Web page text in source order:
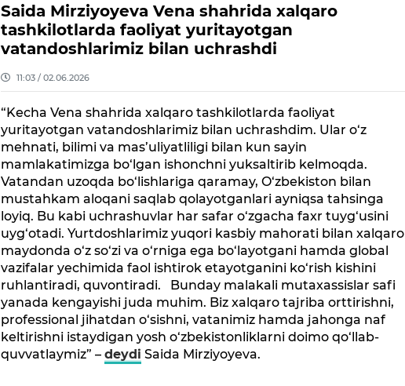
Saida Mirziyoyeva Vena shahrida xalqaro
tashkilotlarda faoliyat yuritayotgan
vatandoshlarimiz bilan uchrashdi
11:03 / 02.06.2026
“Kecha Vena shahrida xalqaro tashkilotlarda faoliyat
yuritayotgan vatandoshlarimiz bilan uchrashdim. Ular o‘z
mehnati, bilimi va mas’uliyatliligi bilan kun sayin
mamlakatimizga bo‘lgan ishonchni yuksaltirib kelmoqda.
Vatandan uzoqda bo‘lishlariga qaramay, O‘zbekiston bilan
mustahkam aloqani saqlab qolayotganlari ayniqsa tahsinga
loyiq. Bu kabi uchrashuvlar har safar o‘zgacha faxr tuyg‘usini
uyg‘otadi. Yurtdoshlarimiz yuqori kasbiy mahorati bilan xalqaro
maydonda o‘z so‘zi va o‘rniga ega bo‘layotgani hamda global
vazifalar yechimida faol ishtirok etayotganini ko‘rish kishini
ruhlantiradi, quvontiradi. Bunday malakali mutaxassislar safi
yanada kengayishi juda muhim. Biz xalqaro tajriba orttirishni,
professional jihatdan o‘sishni, vatanimiz hamda jahonga naf
keltirishni istaydigan yosh o‘zbekistonliklarni doimo qo‘llab-
quvvatlaymiz” –deydi Saida Mirziyoyeva.